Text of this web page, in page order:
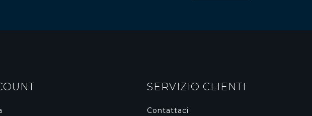
SERVIZIO CLIENTI
Contattaci